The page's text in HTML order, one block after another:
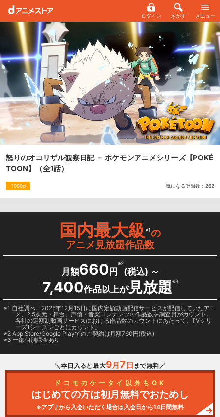
ログイン さがす メニュー
怒りのオコリザル観察日記 － ポケモンアニメシリーズ【POKÉ
TOON】
（全1話）
1080p 気になる登録数： 262
国内最大級※1の
アニメ見放題作品数
月額660 円
※2
(税込) ～
7,400作品以上が見放題※3
1 自社調べ。2025年12月15日に国内定額動画配信サービスが配信していたアニ
メ、2.5次元・舞台、声優・音楽コンテンツの作品数を調査員がカウント。
各社の定額制動画サービスにおける作品数のカウントにあたって、TVシリ
ーズ1シーズンごとにカウント。
2 App Store/Google Playでのご契約は月額760円(税込)
3 一部個別課金あり
＼本日入ると最大9月 7 日 まで無料／
ドコモのケータイ以外もOK
はじめての方は初月無料でおためし
※アプリから入会いただく場合は入会日から14日間無料